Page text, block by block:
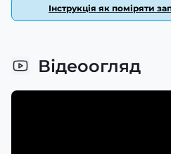
Інструкція як поміряти
Відеоогляд